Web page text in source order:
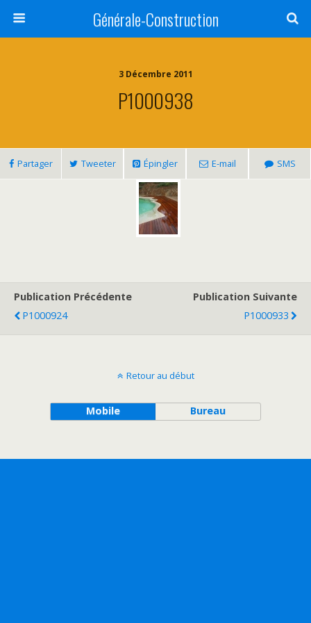
Générale-Construction
3 Décembre 2011
P1000938
Partager Tweeter Épingler E-mail SMS
Publication Précédente
P1000924
Publication Suivante
P1000933
Retour au début
Mobile Bureau